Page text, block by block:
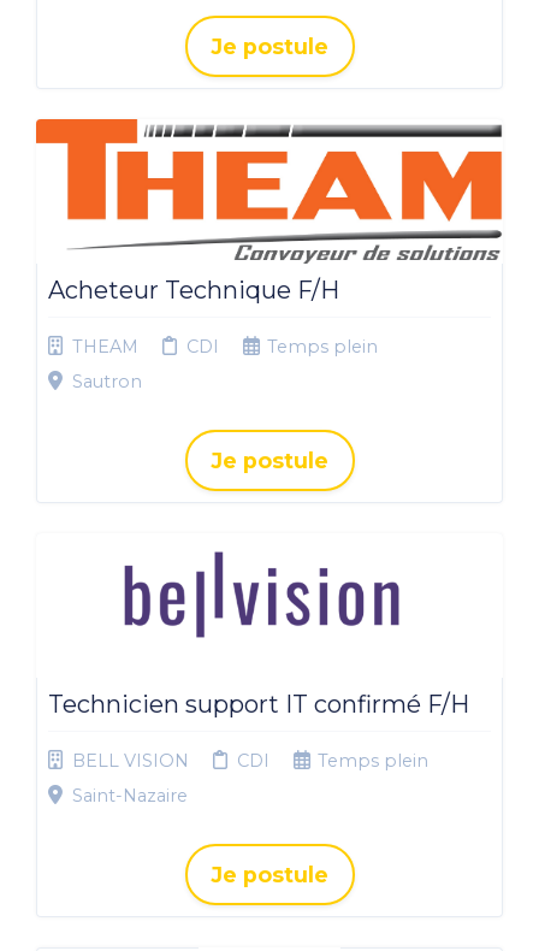
Je postule
Acheteur Technique F/H
THEAM CDI
Temps plein
Sautron
Je postule
Technicien support IT confirmé F/H
BELL VISION CDI
Temps plein
Saint-Nazaire
Je postule